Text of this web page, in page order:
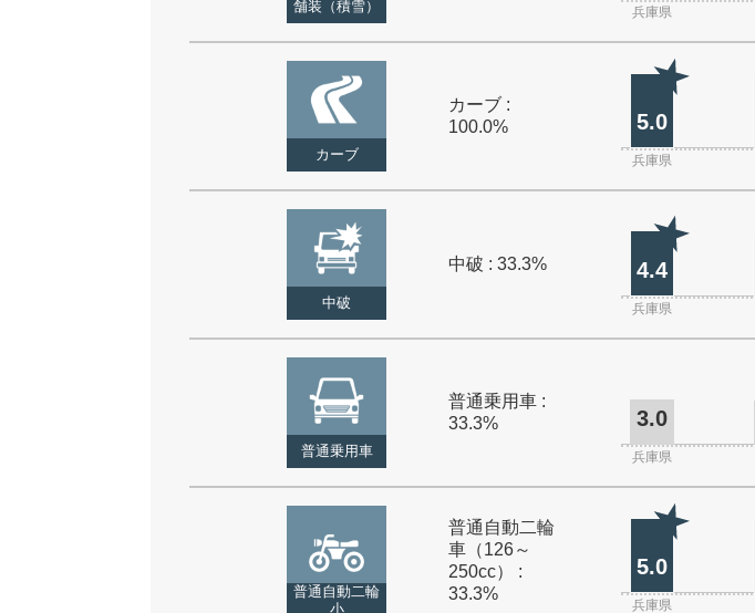
舗装（積雪） 兵庫県
カーブ
カーブ :
100.0%
5.0
兵庫県
中破
中破 : 33.3% 4.4
兵庫県
普通乗用車
普通乗用車 :
33.3%
3.0
兵庫県
普通自動二輪
小
普通自動二輪
車（126～
250cc） :
33.3%
5.0
兵庫県